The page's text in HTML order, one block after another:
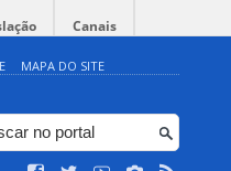
Canais
MAPA DO SITE